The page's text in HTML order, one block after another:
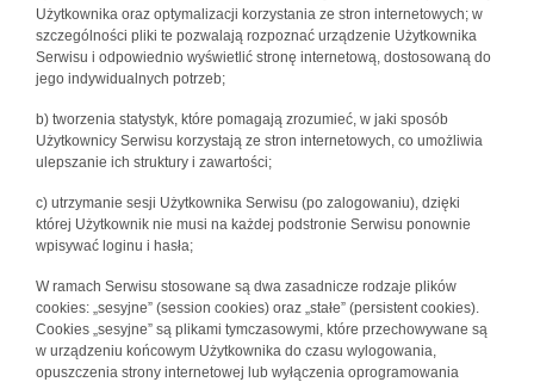
Użytkownika oraz optymalizacji korzystania ze stron internetowych; w
szczególności pliki te pozwalają rozpoznać urządzenie Użytkownika
Serwisu i odpowiednio wyświetlić stronę internetową, dostosowaną do
jego indywidualnych potrzeb;
b) tworzenia statystyk, które pomagają zrozumieć, w jaki sposób
Użytkownicy Serwisu korzystają ze stron internetowych, co umożliwia
ulepszanie ich struktury i zawartości;
c) utrzymanie sesji Użytkownika Serwisu (po zalogowaniu), dzięki
której Użytkownik nie musi na każdej podstronie Serwisu ponownie
wpisywać loginu i hasła;
W ramach Serwisu stosowane są dwa zasadnicze rodzaje plików
cookies: „sesyjne” (session cookies) oraz „stałe” (persistent cookies).
Cookies „sesyjne” są plikami tymczasowymi, które przechowywane są
w urządzeniu końcowym Użytkownika do czasu wylogowania,
opuszczenia strony internetowej lub wyłączenia oprogramowania